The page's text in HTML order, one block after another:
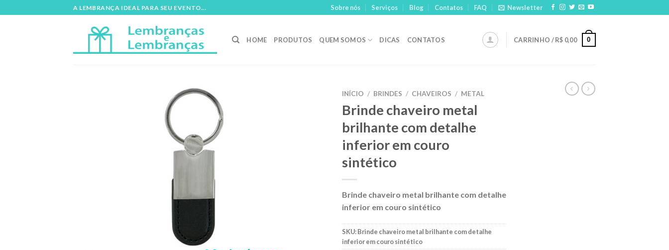
to
A LEMBRANÇA IDEAL PARA SEU EVENTO... Sobre nós Serviços Blog Contatos FAQ Newsletter
HOME PRODUTOS QUEM SOMOS DICAS CONTATOS CARRINHO /R$ 0,00 0
INÍCIO / BRINDES / CHAVEIROS / METAL
Brinde chaveiro metal
brilhante com detalhe
inferior em couro
sintético
Brinde chaveiro metal brilhante com detalhe
inferior em couro sintético
SKU:Brinde chaveiro metal brilhante com detalhe
inferior em couro sintético